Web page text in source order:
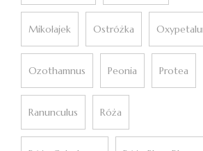
Mikołajek Ostróżka
Ozothamnus Peonia Protea
Ranunculus Róża